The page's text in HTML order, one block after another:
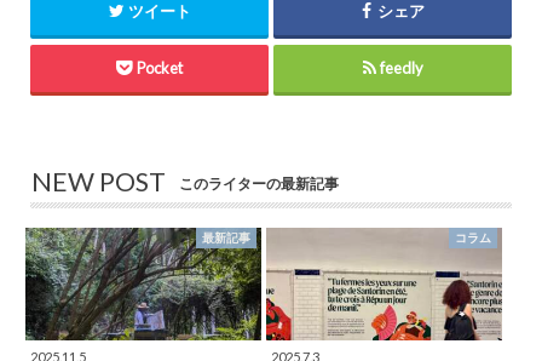
ツイート シェア
Pocket feedly
NEW POST このライターの最新記事
最新記事
2025.11.5
コラム
2025.7.3